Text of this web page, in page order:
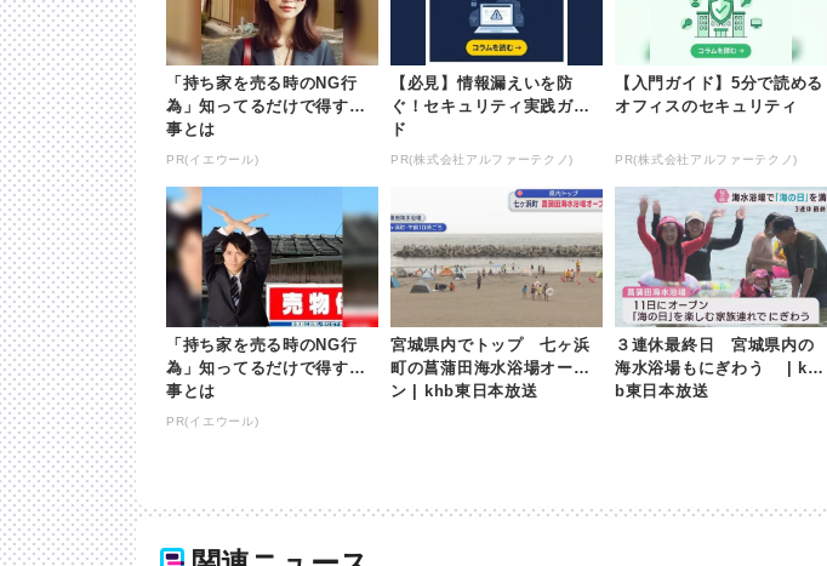
「持ち家を売る時のNG行
為」知ってるだけで得する
事とは
PR(イエウール)
【必見】情報漏えいを防
ぐ！セキュリティ実践ガイ
ド
PR(株式会社アルファーテクノ)
【入門ガイド】5分で読める
オフィスのセキュリティ
PR(株式会社アルファーテクノ)
「持ち家を売る時のNG行
為」知ってるだけで得する
事とは
PR(イエウール)
宮城県内でトップ 七ヶ浜
町の菖蒲田海水浴場オープ
ン | khb東日本放送
３連休最終日 宮城県内の
海水浴場もにぎわう | kh
b東日本放送